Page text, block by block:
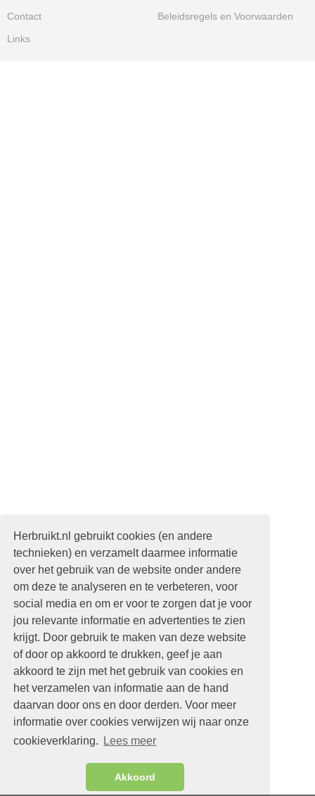
Herbruikt.nl gebruikt cookies (en andere
technieken) en verzamelt daarmee informatie
over het gebruik van de website onder andere
om deze te analyseren en te verbeteren, voor
social media en om er voor te zorgen dat je voor
jou relevante informatie en advertenties te zien
krijgt. Door gebruik te maken van deze website
of door op akkoord te drukken, geef je aan
akkoord te zijn met het gebruik van cookies en
het verzamelen van informatie aan de hand
daarvan door ons en door derden. Voor meer
informatie over cookies verwijzen wij naar onze
cookieverklaring.
Lees meer
Akkoord
Contact
Beleidsregels en Voorwaarden
Links